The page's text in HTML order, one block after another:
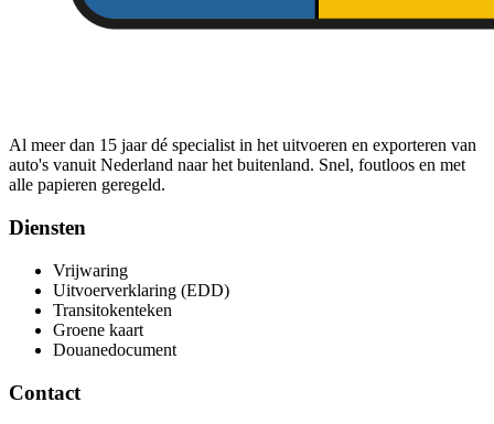
Al meer dan 15 jaar dé specialist in het uitvoeren en exporteren van
auto's vanuit Nederland naar het buitenland. Snel, foutloos en met
alle papieren geregeld.
Diensten
Vrijwaring
Uitvoerverklaring (EDD)
Transitokenteken
Groene kaart
Douanedocument
Contact